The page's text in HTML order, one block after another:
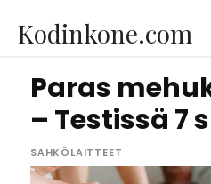
Kodinkone.com
Paras
– Testissä 7
SÄHKÖLAITTEET